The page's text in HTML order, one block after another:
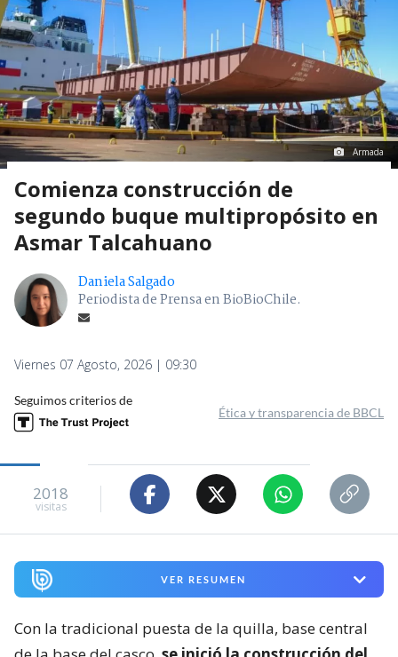
Armada
Comienza construcción de
segundo buque multipropósito en
Asmar Talcahuano
Daniela Salgado
Periodista de Prensa en BioBioChile.
Viernes 07 Agosto, 2026 | 09:30
Seguimos criterios de
Ética y transparencia de BBCL
2018
visitas
VER RESUMEN
Con la tradicional puesta de la quilla, base central